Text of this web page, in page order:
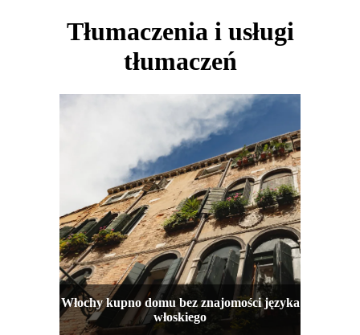
Tłumaczenia i usługi
tłumaczeń
Włochy kupno domu bez znajomości języka
włoskiego